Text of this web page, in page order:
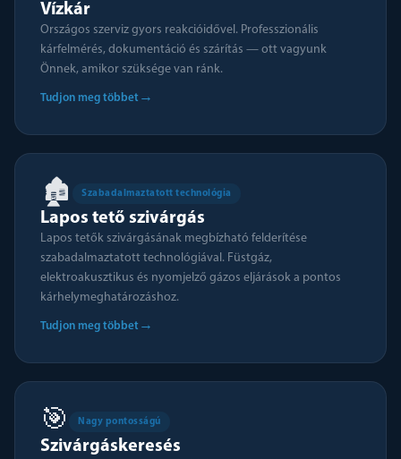
Vízkár
Országos szerviz gyors reakcióidővel. Professzionális
kárfelmérés, dokumentáció és szárítás — ott vagyunk
Önnek, amikor szüksége van ránk.
Tudjon meg többet →
🏚️ Szabadalmaztatott technológia
Lapos tető szivárgás
Lapos tetők szivárgásának megbízható felderítése
szabadalmaztatott technológiával. Füstgáz,
elektroakusztikus és nyomjelző gázos eljárások a pontos
kárhelymeghatározáshoz.
Tudjon meg többet →
🎯 Nagy pontosságú
Szivárgáskeresés